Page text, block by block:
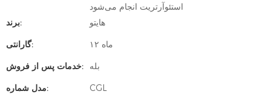
استئوآرتریت انجام می‌شود
برند:
هایتو
گارانتی:
۱۲ ماه
خدمات پس از فروش:
بله
مدل شماره:
CGL